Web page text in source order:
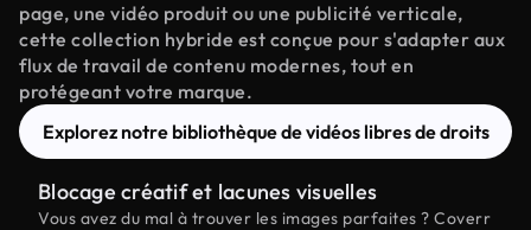
page, une vidéo produit ou une publicité verticale,
cette collection hybride est conçue pour s'adapter aux
flux de travail de contenu modernes, tout en
protégeant votre marque.
Explorez notre bibliothèque de vidéos libres de droits
Blocage créatif et lacunes visuelles
Vous avez du mal à trouver les images parfaites ? Coverr